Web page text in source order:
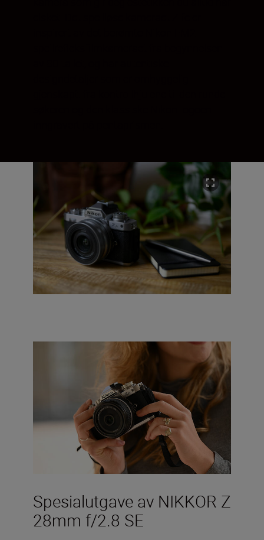
Spesialutgave av NIKKOR Z
28mm f/2.8 SE